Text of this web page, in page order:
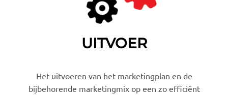
UITVOER
Het uitvoeren van het marketingplan en de
bijbehorende marketingmix op een zo efficiënt